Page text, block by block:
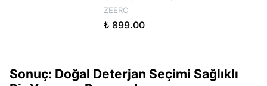
ZEERO
₺ 899.00
Sonuç: Doğal Deterjan Seçimi Sağlıklı